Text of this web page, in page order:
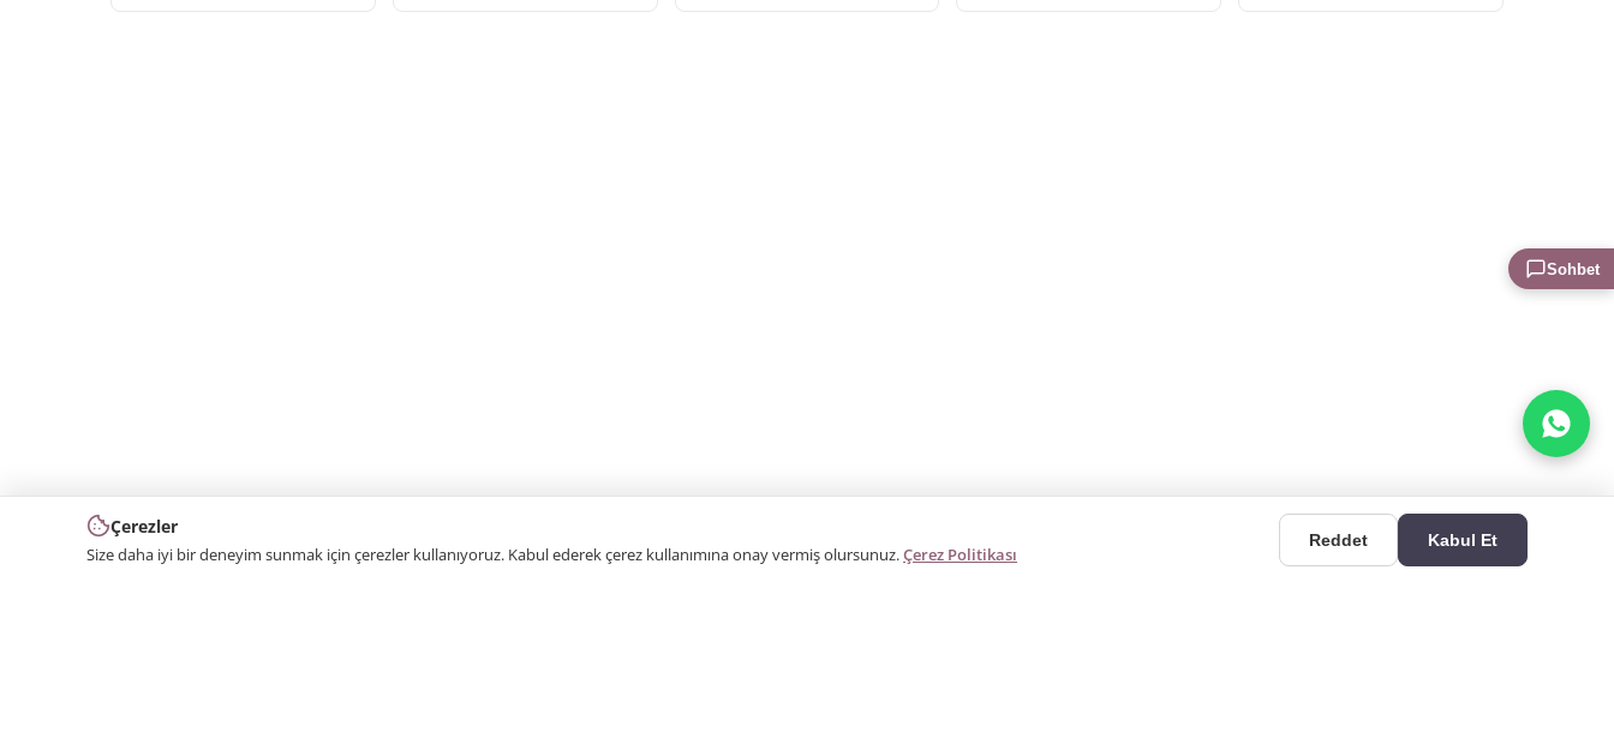
Çerezler
Size daha iyi bir deneyim sunmak için çerezler kullanıyoruz. Kabul ederek çerez kullanımına onay vermiş olursunuz.Çerez Politikası
Reddet Kabul Et
Sohbet